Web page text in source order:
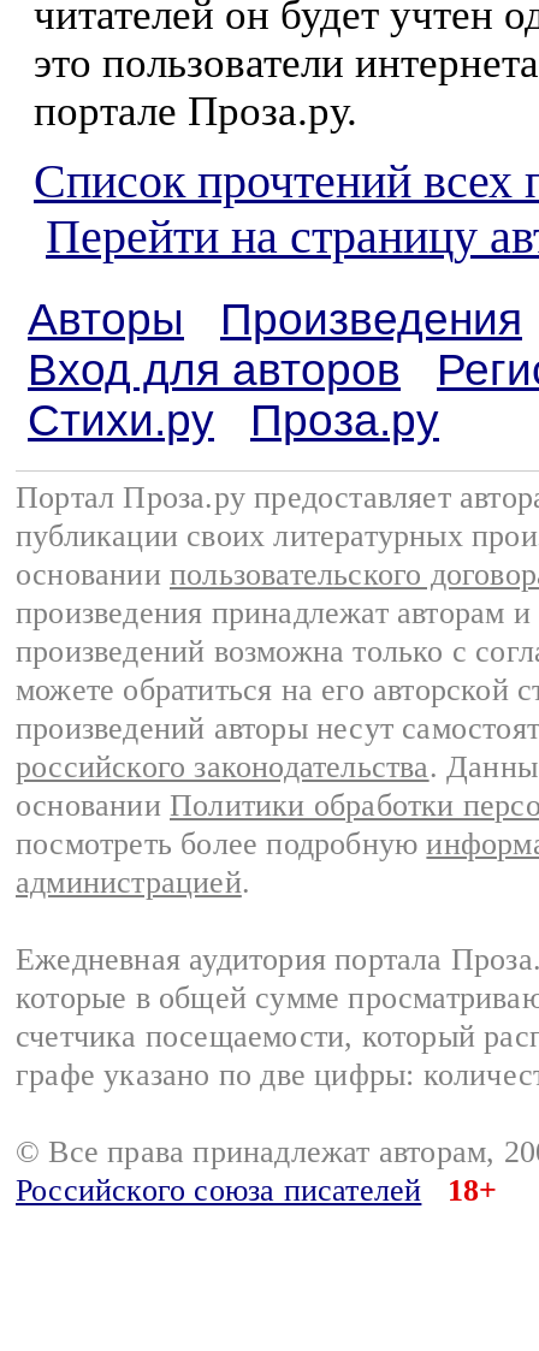
читателей он будет учтен
это пользователи
портале Проза.ру.
Список прочтений всех
Перейти на страницу
Авторы
Произведения
Вход для авторов
Стихи.ру
Проза.ру
Портал Проза.ру предоставляет
публикации своих литературных
основании пользовательского
произведения принадлежат авторам
произведений возможна только с
можете обратиться на его авторской
произведений авторы несут
российского законодательства.
основании Политики обработки
посмотреть более подробную
администрацией.
Ежедневная аудитория портала
которые в общей сумме
счетчика посещаемости, который
графе указано по две цифры:
© Все права принадлежат авторам,
Российского союза писателей
18+